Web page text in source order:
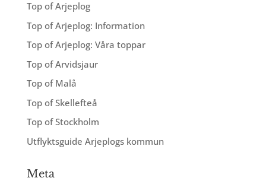
Top of Arjeplog
Top of Arjeplog: Information
Top of Arjeplog: Våra toppar
Top of Arvidsjaur
Top of Malå
Top of Skellefteå
Top of Stockholm
Utflyktsguide Arjeplogs kommun
Meta